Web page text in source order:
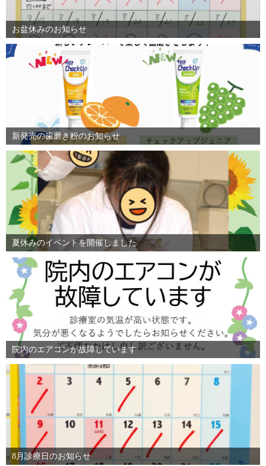
お盆休みのお知らせ
新発売の歯磨き粉のお知らせ
夏休みのイベントを開催しました
院内のエアコンが故障しています
8月診療日のお知らせ